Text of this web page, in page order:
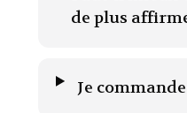
de plus
Je